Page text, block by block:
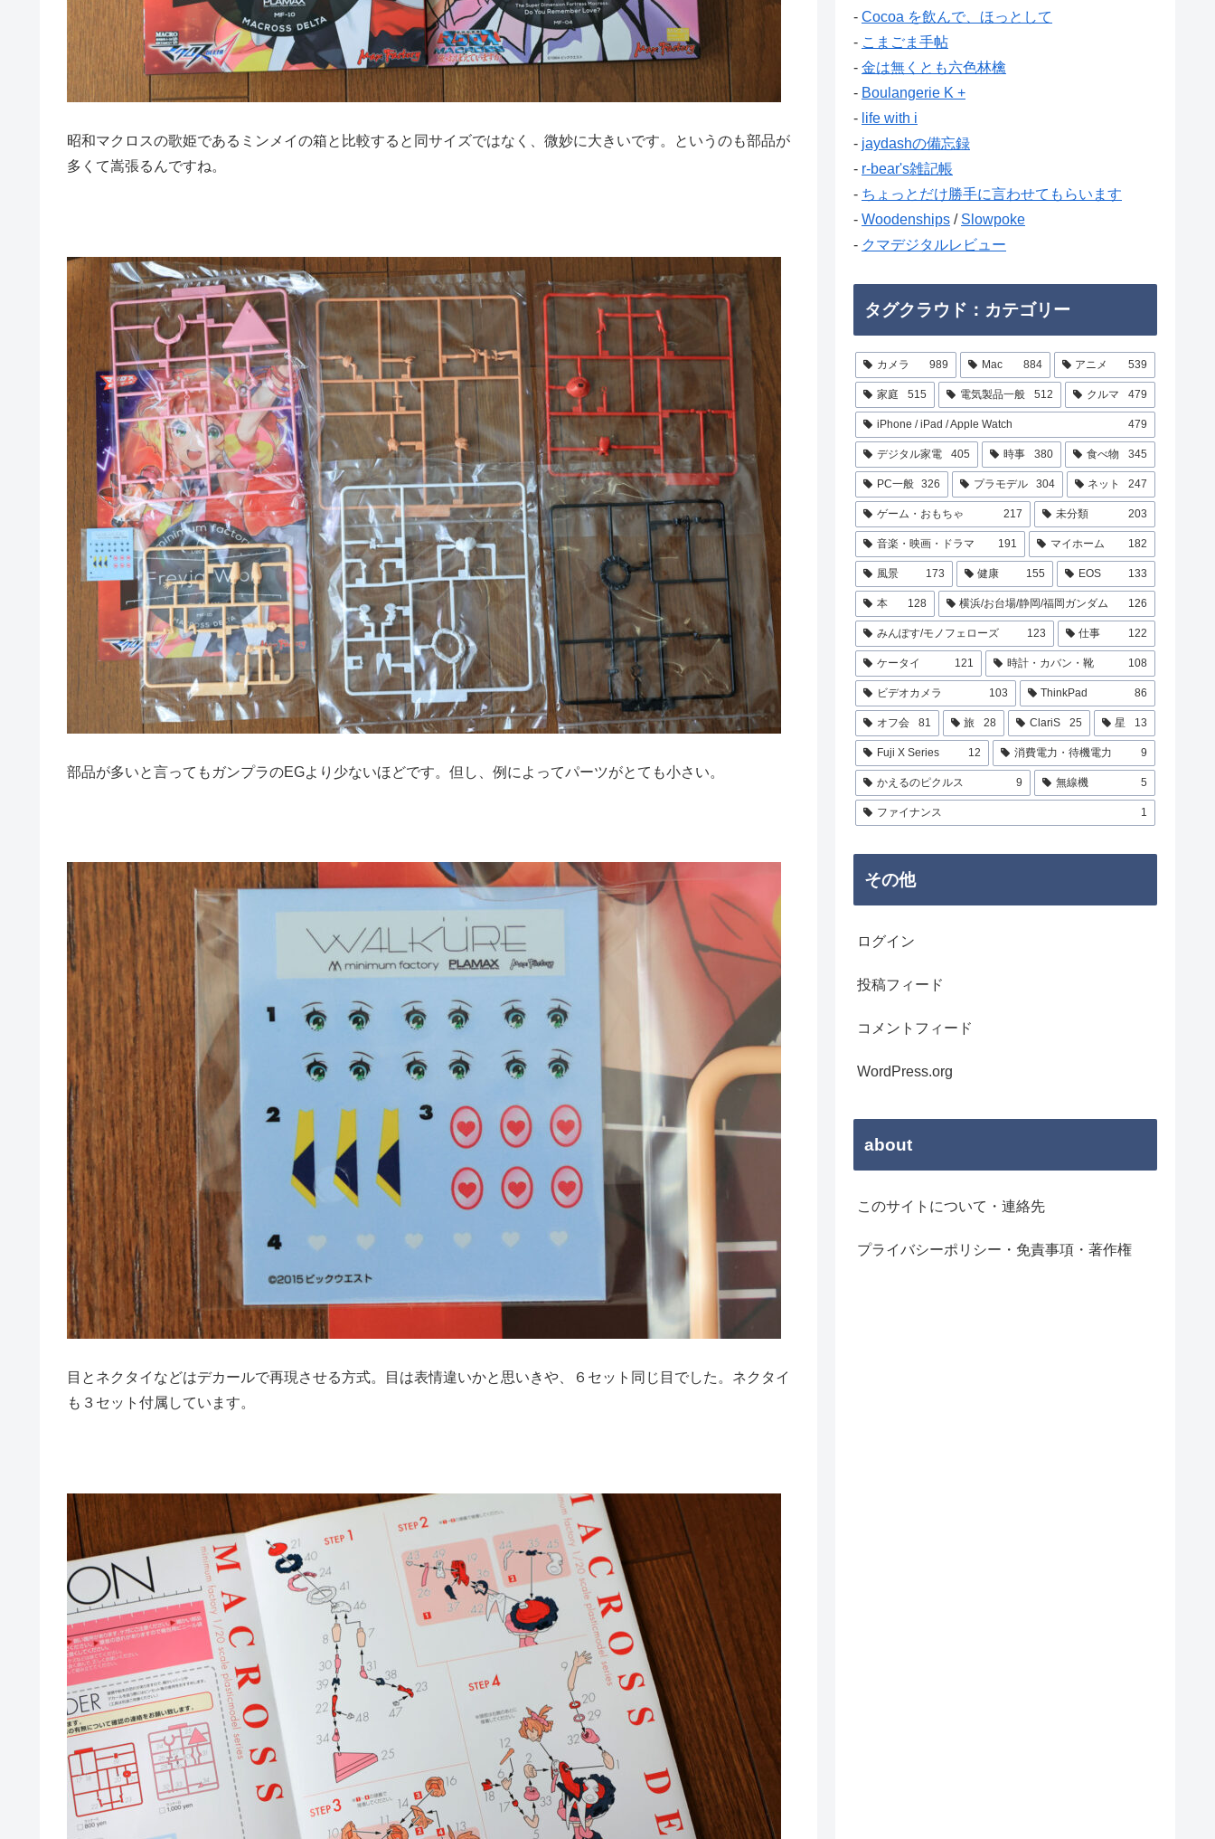
昭和マクロスの歌姫であるミンメイの箱と比較すると同サイズではなく、微妙に大きいです。というのも部品が
多くて嵩張るんですね。
部品が多いと言ってもガンプラのEGより少ないほどです。但し、例によってパーツがとても小さい。
目とネクタイなどはデカールで再現させる方式。目は表情違いかと思いきや、６セット同じ目でした。ネクタイ
も３セット付属しています。
- Cocoa を飲んで、ほっとして
- こまごま手帖
- 金は無くとも六色林檎
- Boulangerie K +
- life with i
- jaydashの備忘録
- r-bear's雑記帳
- ちょっとだけ勝手に言わせてもらいます
- Woodenships / Slowpoke
- クマデジタルレビュー
タグクラウド：カテゴリー
カメラ 989 Mac 884 アニメ 539
家庭 515 電気製品一般 512 クルマ 479
iPhone / iPad / Apple Watch 479
デジタル家電 405 時事 380 食べ物 345
PC一般 326 プラモデル 304 ネット 247
ゲーム・おもちゃ 217 未分類 203
音楽・映画・ドラマ 191 マイホーム 182
風景 173 健康 155 EOS 133
本 128 横浜/お台場/静岡/福岡ガンダム 126
みんぽす/モノフェローズ 123 仕事 122
ケータイ 121 時計・カバン・靴 108
ビデオカメラ 103 ThinkPad 86
オフ会 81 旅 28 ClariS 25 星 13
Fuji X Series 12 消費電力・待機電力 9
かえるのピクルス 9 無線機 5
ファイナンス 1
その他
ログイン
投稿フィード
コメントフィード
WordPress.org
about
このサイトについて・連絡先
プライバシーポリシー・免責事項・著作権